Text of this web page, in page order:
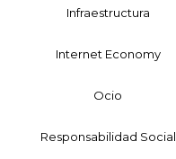
Infraestructura
Internet Economy
Ocio
Responsabilidad Social